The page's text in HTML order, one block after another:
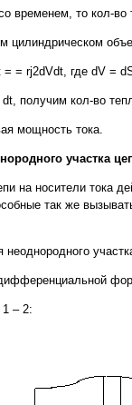
временем, то кол-
цилиндрическом
= rj2dVdt, где dV =
получим кол-во
мощность тока.
участка
на носители тока
так же
1 – 2: